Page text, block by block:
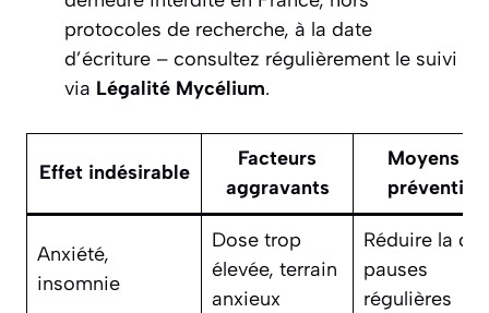
protocoles de recherche, à la date
d’écriture – consultez régulièrement le suivi
via Légalité Mycélium.
Effet indésirable
Facteurs
aggravants
Moyens de
prévention
Anxiété,
insomnie
Dose trop
élevée, terrain
anxieux
Réduire la
pauses
régulières